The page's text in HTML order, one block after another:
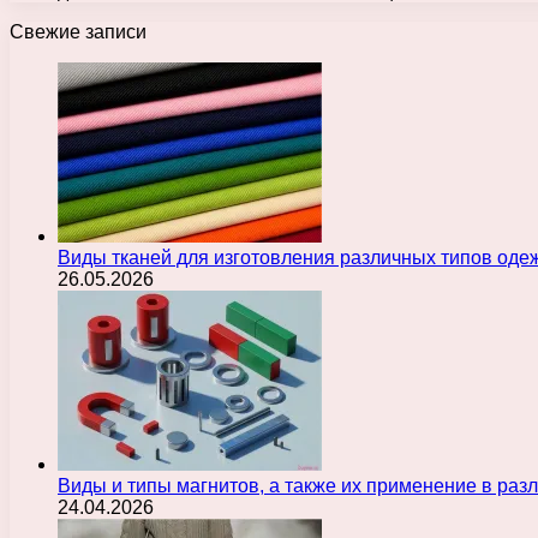
Свежие записи
Виды тканей для изготовления различных типов
26.05.2026
Виды и типы магнитов, а также их применение в
24.04.2026